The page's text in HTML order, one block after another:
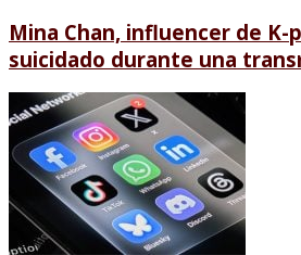
Mina Chan, influencer de K-
suicidado durante una